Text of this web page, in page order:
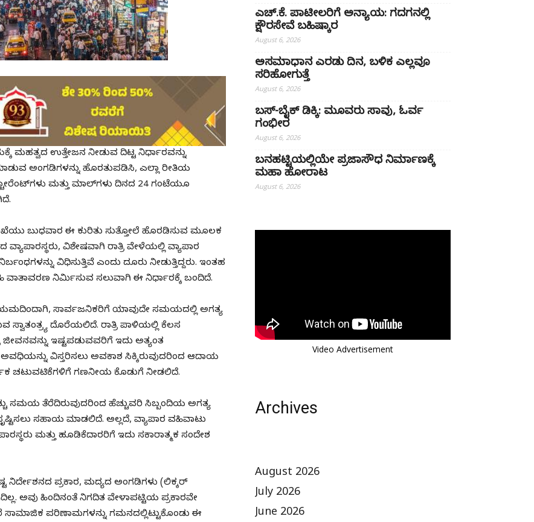
ಮಹತ್ವದ ಉತ್ತೇಜನ ನೀಡುವ ದಿಟ್ಟ ನಿರ್ಧಾರವನ್ನು
ಅಂಗಡಿಗಳನ್ನು ಹೊರತುಪಡಿಸಿ, ಎಲ್ಲಾ ರೀತಿಯ
ಮತ್ತು ಮಾಲ್‌ಗಳು ದಿನದ 24 ಗಂಟೆಯೂ
ಬುಧವಾರ ಈ ಕುರಿತು ಸುತ್ತೋಲೆ ಹೊರಡಿಸುವ ಮೂಲಕ
ವಿಶೇಷವಾಗಿ ರಾತ್ರಿ ವೇಳೆಯಲ್ಲಿ ವ್ಯಾಪಾರ
ವಿಧಿಸುತ್ತಿವೆ ಎಂದು ದೂರು ನೀಡುತ್ತಿದ್ದರು. ಇಂತಹ
ವಾತಾವರಣ ನಿರ್ಮಿಸುವ ಸಲುವಾಗಿ ಈ ನಿರ್ಧಾರಕ್ಕೆ ಬಂದಿದೆ.
ಸಾರ್ವಜನಿಕರಿಗೆ ಯಾವುದೇ ಸಮಯದಲ್ಲಿ ಅಗತ್ಯ
ಸ್ವಾತಂತ್ರ್ಯ ದೊರೆಯಲಿದೆ. ರಾತ್ರಿ ಪಾಳಿಯಲ್ಲಿ ಕೆಲಸ
ಜೀವನವನ್ನು ಇಷ್ಟಪಡುವವರಿಗೆ ಇದು ಅತ್ಯಂತ
ವಿಸ್ತರಿಸಲು ಅವಕಾಶ ಸಿಕ್ಕಿರುವುದರಿಂದ ಆದಾಯ
ಚಟುವಟಿಕೆಗಳಿಗೆ ಗಣನೀಯ ಕೊಡುಗೆ ನೀಡಲಿದೆ.
ಸಮಯ ತೆರೆದಿರುವುದರಿಂದ ಹೆಚ್ಚುವರಿ ಸಿಬ್ಬಂದಿಯ ಅಗತ್ಯ
ಸಹಾಯ ಮಾಡಲಿದೆ. ಅಲ್ಲದೆ, ವ್ಯಾಪಾರ ವಹಿವಾಟು
ಮತ್ತು ಹೂಡಿಕೆದಾರರಿಗೆ ಇದು ಸಕಾರಾತ್ಮಕ ಸಂದೇಶ
ನಿರ್ದೇಶನದ ಪ್ರಕಾರ, ಮದ್ಯದ ಅಂಗಡಿಗಳು (ಲಿಕ್ಕರ್
ಅವು ಹಿಂದಿನಂತೆ ನಿಗದಿತ ವೇಳಾಪಟ್ಟಿಯ ಪ್ರಕಾರವೇ
ಸಾಮಾಜಿಕ ಪರಿಣಾಮಗಳನ್ನು ಗಮನದಲ್ಲಿಟ್ಟುಕೊಂಡು ಈ
ಎಚ್‌.ಕೆ. ಪಾಟೀಲರಿಗೆ ಅನ್ಯಾಯ: ಗದಗನಲ್ಲಿ
ಕ್ಷೌರಸೇವೆ ಬಹಿಷ್ಕಾರ
August 6, 2026
ಅಸಮಾಧಾನ ಎರಡು ದಿನ, ಬಳಿಕ ಎಲ್ಲವೂ
ಸರಿಹೋಗುತ್ತೆ
August 6, 2026
ಬಸ್-ಬೈಕ್ ಡಿಕ್ಕಿ: ಮೂವರು ಸಾವು, ಓರ್ವ
ಗಂಭೀರ
August 6, 2026
ಬನಹಟ್ಟಿಯಲ್ಲಿಯೇ ಪ್ರಜಾಸೌಧ ನಿರ್ಮಾಣಕ್ಕೆ
ಮಹಾ ಹೋರಾಟ
August 6, 2026
Video Advertisement
Archives
August 2026
July 2026
June 2026